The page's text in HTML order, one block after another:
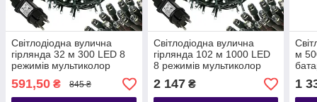
Світлодіодна вулична
гірлянда 32 м 300 LED 8
режимів мультиколор
220В
591,50 ₴ 845 ₴
Світлодіодна вулична
гірлянда 102 м 1000 LED
8 режимів мультиколор
220В
2 147₴
м
1